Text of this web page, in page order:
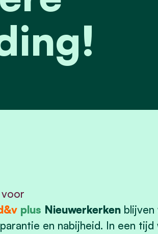
voor
plus Nieuwerkerkenblijven
en nabijheid. In een